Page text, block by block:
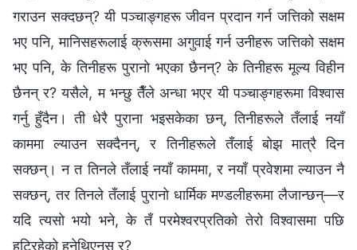
गराउन सक्दछन्? यी पञ्चाङ्गहरू जीवन प्रदान गर्न जत्तिको सक्षम
भए पनि, मानिसहरूलाई क्रूसमा अगुवाई गर्न उनीहरू जत्तिको सक्षम
भए पनि, के तिनीहरू पुरानो भएका छैनन्? के तिनीहरू मूल्य विहीन
छैनन् र? यसैले, म भन्छु तैँले अन्धा भएर यी पञ्चाङ्गहरूमा विश्‍वास
गर्नु हुँदैन। ती धेरै पुराना भइसकेका छन्, तिनीहरूले तँलाई नयाँ
काममा ल्याउन सक्दैनन्, र तिनीहरूले तँलाई बोझ मात्रै दिन
सक्छन्। न त तिनले तँलाई नयाँ काममा, र नयाँ प्रवेशमा ल्याउन नै
सक्छन्, तर तिनले तँलाई पुरानो धार्मिक मण्डलीहरूमा लैजान्छन्—र
यदि त्यसो भयो भने, के तँ परमेश्‍वरप्रतिको तेरो विश्‍वासमा पछि
हटिरहेको हुनेथिएनस् र?